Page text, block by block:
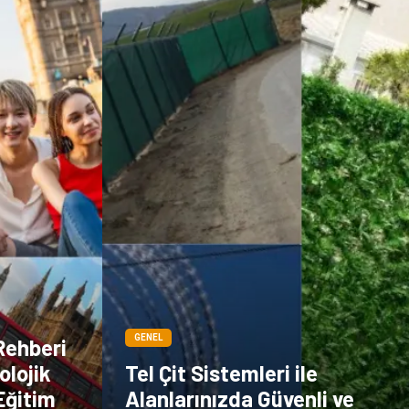
Sigorta Veteriner
kadınlar ve takı sağlık
Spor Malzemeleri
GENEL
Tel Çit Sistemleri ile
Alanlarınızda Güvenli ve